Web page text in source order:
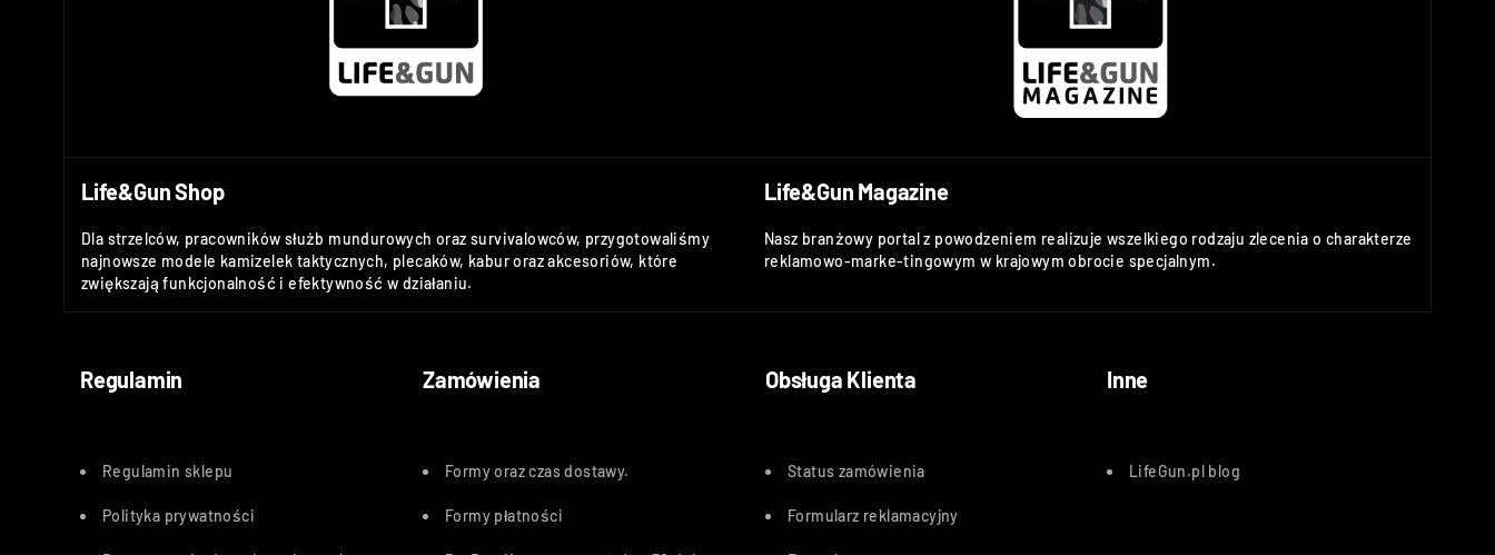
Life&Gun Shop
Dla strzelców, pracowników służb mundurowych oraz survivalowców, przygotowaliśmy
najnowsze modele kamizelek taktycznych, plecaków, kabur oraz akcesoriów, które
zwiększają funkcjonalność i efektywność w działaniu.
Life&Gun Magazine
Nasz branżowy portal z powodzeniem realizuje wszelkiego rodzaju zlecenia o charakterze
reklamowo-marke-tingowym w krajowym obrocie specjalnym.
Regulamin Zamówienia Obsługa Klienta Inne
Regulamin sklepu
Polityka prywatności
Formy oraz czas dostawy.
Formy płatności
Status zamówienia
Formularz reklamacyjny
LifeGun.pl blog